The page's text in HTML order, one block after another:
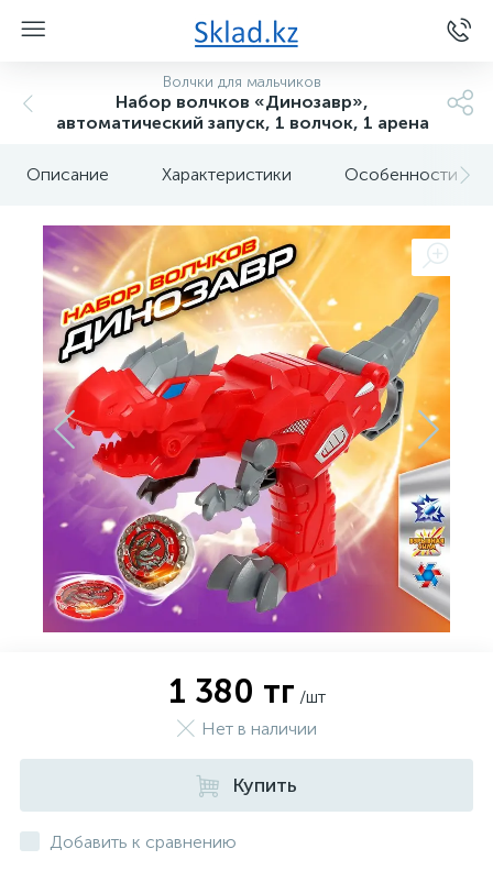
Волчки для мальчиков
Набор волчков «Динозавр»,
автоматический запуск, 1 волчок, 1 арена
Описание Характеристики Особенности
1 380 тг /шт
Нет в наличии
Купить
Добавить к сравнению